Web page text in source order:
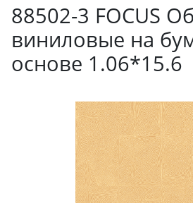
88502-3 FOCUS
виниловые на
основе 1.06*15.6